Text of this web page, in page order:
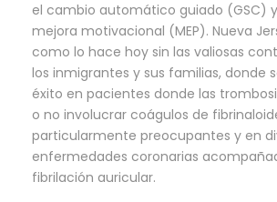
el cambio automático guiado (GSC)
mejora motivacional (MEP). Nueva
como lo hace hoy sin las valiosas
los inmigrantes y sus familias, donde
éxito en pacientes donde las
o no involucrar coágulos de
particularmente preocupantes y en
enfermedades coronarias
fibrilación auricular.